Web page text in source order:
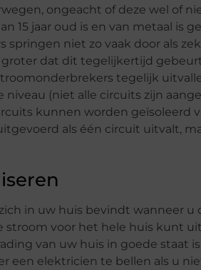
ongeacht of deze wel of
15 jaar oud is en van metaal is
niet zo vaak door als
dat dit tegelijkertijd
tegelijk
(niet alle circuits zijn
kunnen worden geïsoleerd
als één circuit uitvalt,
in uw huis bevindt wanneer u
voor het hele huis kunt
van uw huis in goede staat
een elektricien te bellen als u